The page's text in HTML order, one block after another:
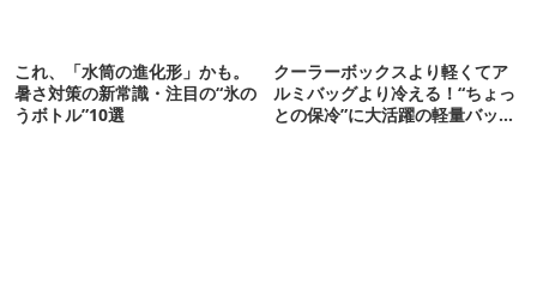
これ、「水筒の進化形」かも。
暑さ対策の新常識・注目の“氷の
うボトル”10選
クーラーボックスより軽くてア
ルミバッグより冷える！“ちょっ
との保冷”に大活躍の軽量バッグ